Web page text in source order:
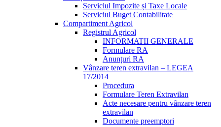
Serviciul Impozite și Taxe Locale
Serviciul Buget Contabilitate
Compartiment Agricol
Registrul Agricol
INFORMATII GENERALE
Formulare RA
Anunțuri RA
Vânzare teren extravilan – LEGEA
17/2014
Procedura
Formulare Teren Extravilan
Acte necesare pentru vânzare teren
extravilan
Documente preemptori